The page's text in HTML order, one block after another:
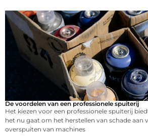
De voordelen van een professionele spuiterij
Het kiezen voor een professionele spuiterij
het nu gaat om het herstellen van schade aan
overspuiten van machines